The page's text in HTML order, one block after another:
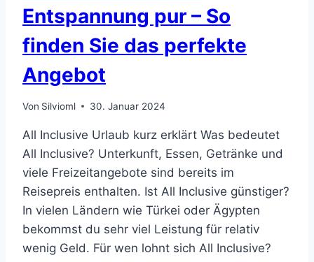
Entspannung pur – So
finden Sie das perfekte
Angebot
Von Silvioml 30. Januar 2024
All Inclusive Urlaub kurz erklärt Was bedeutet
All Inclusive? Unterkunft, Essen, Getränke und
viele Freizeitangebote sind bereits im
Reisepreis enthalten. Ist All Inclusive günstiger?
In vielen Ländern wie Türkei oder Ägypten
bekommst du sehr viel Leistung für relativ
wenig Geld. Für wen lohnt sich All Inclusive?